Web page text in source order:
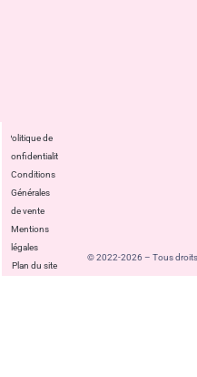
Politique de
confidentialité
Conditions
Générales
de vente
Mentions
légales
Plan du site
© 2022-2026 – Tous droits